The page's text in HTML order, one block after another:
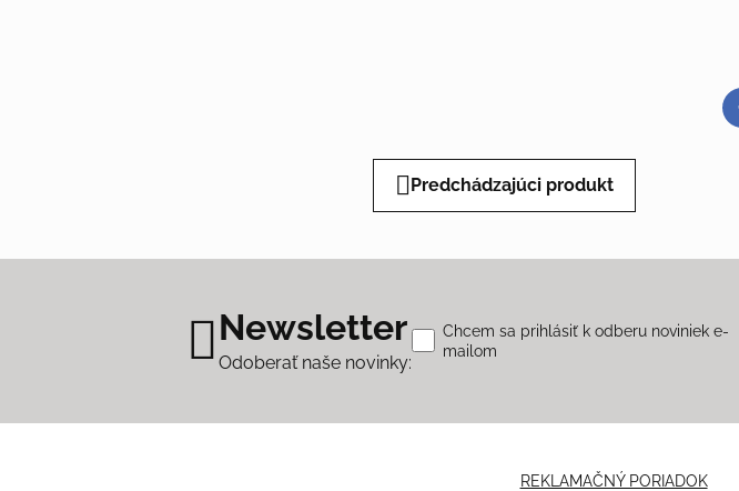
Predchádzajúci produkt
Newsletter
Odoberať naše novinky:
Chcem sa prihlásiť k odberu noviniek e-
mailom
REKLAMAČNÝ PORIADOK